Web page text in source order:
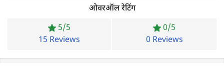
ओवरऑल रेटिंग
5/5
15 Reviews
0/5
0 Reviews